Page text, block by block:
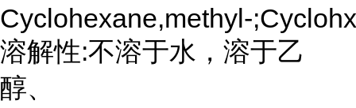
Cyclohexane,methyl-
溶解性:不溶于水，溶于乙
醇、